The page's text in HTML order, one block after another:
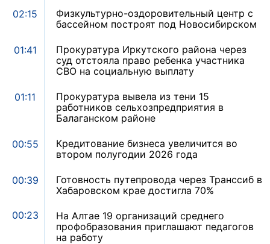
02:15
Физкультурно-оздоровительный центр с
бассейном построят под Новосибирском
01:41
Прокуратура Иркутского района через
суд отстояла право ребенка участника
СВО на социальную выплату
01:11
Прокуратура вывела из тени 15
работников сельхозпредприятия в
Балаганском районе
00:55
Кредитование бизнеса увеличится во
втором полугодии 2026 года
00:39
Готовность путепровода через Транссиб в
Хабаровском крае достигла 70%
00:23
На Алтае 19 организаций среднего
профобразования приглашают педагогов
на работу